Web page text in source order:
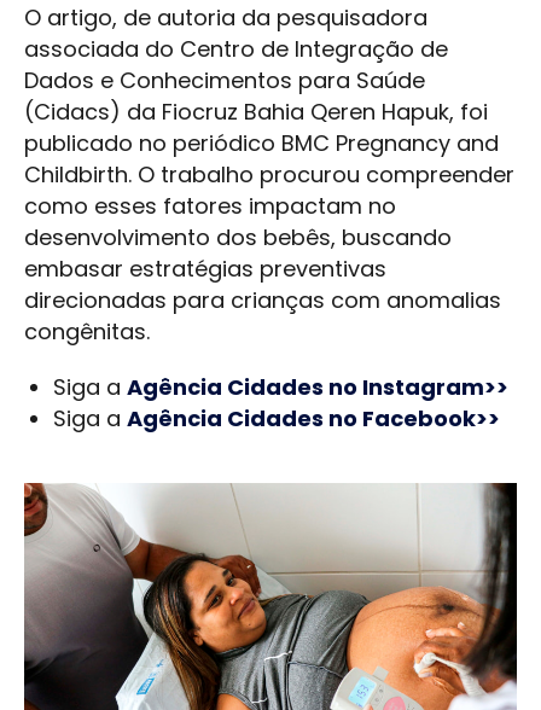
O artigo, de autoria da pesquisadora
associada do Centro de Integração de
Dados e Conhecimentos para Saúde
(Cidacs) da Fiocruz Bahia Qeren Hapuk, foi
publicado no periódico BMC Pregnancy and
Childbirth. O trabalho procurou compreender
como esses fatores impactam no
desenvolvimento dos bebês, buscando
embasar estratégias preventivas
direcionadas para crianças com anomalias
congênitas.
Siga a Agência Cidades no Instagram>>
Siga a Agência Cidades no Facebook>>